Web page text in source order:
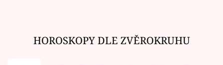
HOROSKOPY DLE ZVĚROKRUHU